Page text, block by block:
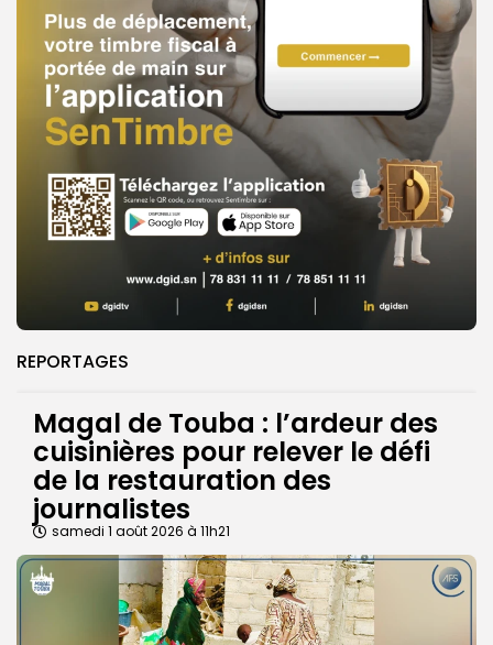
REPORTAGES
Magal de Touba : l’ardeur des
cuisinières pour relever le défi
de la restauration des
journalistes
samedi 1 août 2026 à 11h21